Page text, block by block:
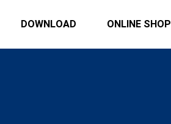
DOWNLOAD ONLINE SHOP